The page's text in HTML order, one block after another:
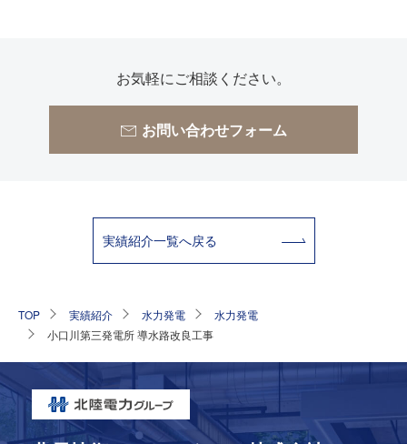
お気軽にご相談ください。
お問い合わせフォーム
実績紹介⼀覧へ戻る
TOP 実績紹介 水力発電
水力発電
小口川第三発電所 導水路改良工事